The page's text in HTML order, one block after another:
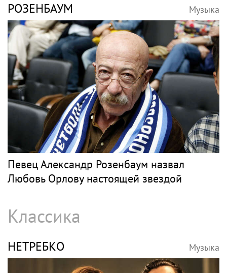
РОЗЕНБАУМ Музыка
Певец Александр Розенбаум назвал
Любовь Орлову настоящей звездой
Классика
НЕТРЕБКО Музыка